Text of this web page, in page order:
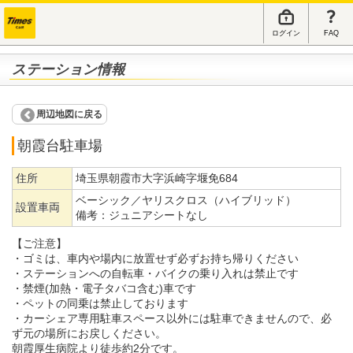
ログイン FAQ
ステーション情報
周辺地図に戻る
朝霞台駐車場
住所 埼玉県朝霞市大字浜崎字堰免684
設置車両
ベーシック／ヤリスクロス（ハイブリッド）
備考： ジュニアシートなし
【ご注意】
・ゴミは、車内や場内に放置せず必ずお持ち帰りください
・ステーションへの自転車・バイクの乗り入れは禁止です
・禁煙(加熱・電子タバコ含む)車です
・ペットの同乗は禁止しております
・カーシェア専用駐車スペース以外には駐車できませんので、必
ず元の場所にお戻しください。
朝霞厚生病院より徒歩約2分です。